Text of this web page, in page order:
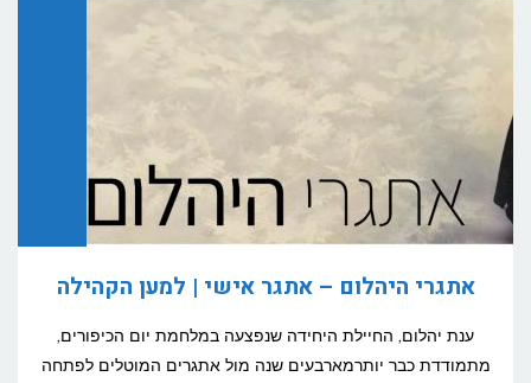
אתגרי היהלום – אתגר אישי | למען הקהילה
ענת יהלום, החיילת היחידה שנפצעה במלחמת יום הכיפורים,
מתמודדת כבר יותרמארבעים שנה מול אתגרים המוטלים לפתחה